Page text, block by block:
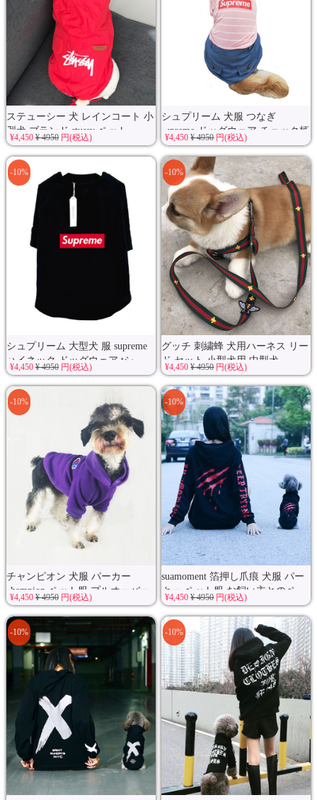
ステューシー 犬 レインコート 小
型犬 ブランド stussy ペット...
¥4,450 ¥ 4950円(税込)
シュプリーム 犬服 つなぎ
supreme ドッグウェア チェック柄
薄...
¥4,450¥ 4950円(税込)
シュプリーム 大型犬 服 supreme
ハイネック ドッグウェア tシ...
-10%
¥4,450 ¥ 4950円(税込)
グッチ 刺繍蜂 犬用ハーネス リー
ド セット 小型犬用 中型犬...
-10%
¥4,450¥ 4950円(税込)
チャンピオン 犬服 パーカー
champion ペット服 プルオーバー
...
-10%
¥4,450 ¥ 4950円(税込)
suamoment 箔押し爪痕 犬服 パー
カー ペット服 お飼い主とのペ...
-10%
¥4,450¥ 4950円(税込)
-10% -10%